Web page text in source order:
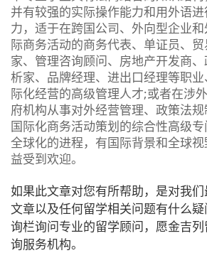
并有较强的实际操作能力和用外语
力，适于在跨国公司、外向型企业
际商务活动的商务代表、单证员、
家、管理咨询顾问、房地产开发商
析家、品牌经理、进出口经理等职
际化经营的高级管理人才;或者在涉
府机构从事对外经营管理、政策法
国际化商务活动策划的综合性高级
全球化的进程，有国际背景和全球
益受到欢迎。
如果此文章对您有所帮助，是对我
文章以及任何留学相关问题有什么
询栏询问专业的留学顾问，愿金吉
询服务机构。